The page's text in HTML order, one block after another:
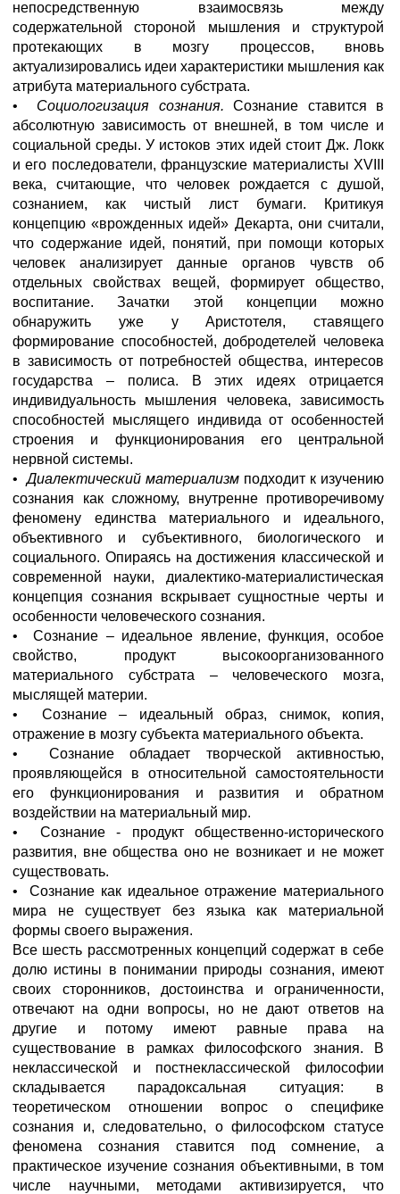
непосредственную взаимосвязь между
содержательной стороной мышления и структурой
протекающих в мозгу процессов, вновь
актуализировались идеи характеристики мышления как
атрибута материального субстрата.
• Социологизация сознания. Сознание ставится в
абсолютную зависимость от внешней, в том числе и
социальной среды. У истоков этих идей стоит Дж. Локк
и его последователи, французские материалисты XVIII
века, считающие, что человек рождается с душой,
сознанием, как чистый лист бумаги. Критикуя
концепцию «врожденных идей» Декарта, они считали,
что содержание идей, понятий, при помощи которых
человек анализирует данные органов чувств об
отдельных свойствах вещей, формирует общество,
воспитание. Зачатки этой концепции можно
обнаружить уже у Аристотеля, ставящего
формирование способностей, добродетелей человека
в зависимость от потребностей общества, интересов
государства – полиса. В этих идеях отрицается
индивидуальность мышления человека, зависимость
способностей мыслящего индивида от особенностей
строения и функционирования его центральной
нервной системы.
•Диалектический материализм подходит к изучению
сознания как сложному, внутренне противоречивому
феномену единства материального и идеального,
объективного и субъективного, биологического и
социального. Опираясь на достижения классической и
современной науки, диалектико-материалистическая
концепция сознания вскрывает сущностные черты и
особенности человеческого сознания.
• Сознание – идеальное явление, функция, особое
свойство, продукт высокоорганизованного
материального субстрата – человеческого мозга,
мыслящей материи.
• Сознание – идеальный образ, снимок, копия,
отражение в мозгу субъекта материального объекта.
• Сознание обладает творческой активностью,
проявляющейся в относительной самостоятельности
его функционирования и развития и обратном
воздействии на материальный мир.
• Сознание - продукт общественно-исторического
развития, вне общества оно не возникает и не может
существовать.
• Сознание как идеальное отражение материального
мира не существует без языка как материальной
формы своего выражения.
Все шесть рассмотренных концепций содержат в себе
долю истины в понимании природы сознания, имеют
своих сторонников, достоинства и ограниченности,
отвечают на одни вопросы, но не дают ответов на
другие и потому имеют равные права на
существование в рамках философского знания. В
неклассической и постнеклассической философии
складывается парадоксальная ситуация: в
теоретическом отношении вопрос о специфике
сознания и, следовательно, о философском статусе
феномена сознания ставится под сомнение, а
практическое изучение сознания объективными, в том
числе научными, методами активизируется, что